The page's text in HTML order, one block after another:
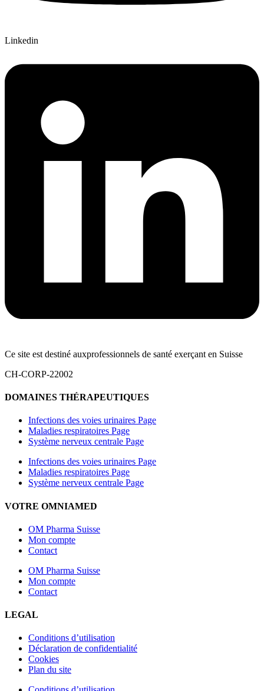
Linkedin
Ce site est destiné auxprofessionnels de santé exerçant en Suisse
CH-CORP-22002
DOMAINES THÉRAPEUTIQUES
Infections des voies urinaires Page
Maladies respiratoires Page
Système nerveux centrale Page
Infections des voies urinaires Page
Maladies respiratoires Page
Système nerveux centrale Page
VOTRE OMNIAMED
OM Pharma Suisse
Mon compte
Contact
OM Pharma Suisse
Mon compte
Contact
LEGAL
Conditions d’utilisation
Déclaration de confidentialité
Cookies
Plan du site